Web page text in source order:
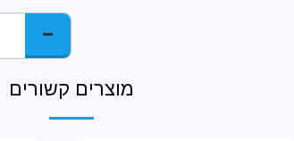
מוצרים קשורים